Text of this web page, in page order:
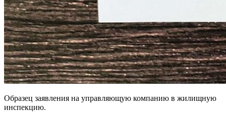
Образец заявления на управляющую компанию в жилищную
инспекцию.